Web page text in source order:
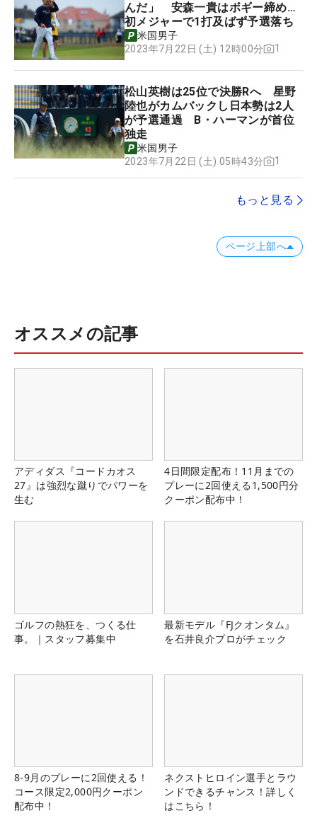
んだ」 安森一貴はボギー締め…
初メジャーで1打及ばず予選落ち
米国男子
2023年7月22日 (土) 12時00分
1
松山英樹は25位で決勝Rへ 星野
陸也がカムバックし日本勢は2人
が予選通過 B・ハーマンが首位
独走
米国男子
2023年7月22日 (土) 05時43分
1
もっと見る
ページ上部へ
オススメの記事
アディダス『コードカオス
27』は強烈な蹴りでパワーを
生む
4日間限定配布！11月までの
プレーに2回使える1,500円分
クーポン配布中！
ゴルフの熱狂を、つくる仕
事。｜スタッフ募集中
最新モデル『FJクオンタム』
を石井良介プロがチェック
8-9月のプレーに2回使える！
コース限定2,000円クーポン
配布中！
ネクストヒロイン選手とラウ
ンドできるチャンス！詳しく
はこちら！